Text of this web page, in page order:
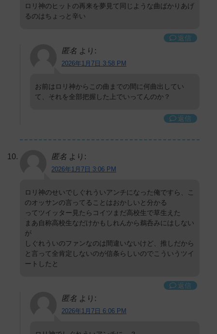
ロリ神のヒットの再来を夢見て同じような曲ばかりあげ
るのはちょっと辛い
返信
匿名 より:
2026年1月7日 3:58 PM
お前はロリ神からこの曲までの間に何曲出してい
て、それを全部把握した上でいってんのか？
返信
匿名 より:
2026年1月7日 3:06 PM
ロリ神のせいでしぐれういアンチになった俺ですら、こ
のオッサンの言ってることはおかしいと分かる
ってツイッター見たらコイツまだ高校生で草生えた
まあ自称高校生なだけかもしれんから鵜呑みにはしない
が
しぐれういのファンなのは間違いないけど、推しだから
と言って全肯定しないのが信条らしいのでこういうツイ
ートしたと
返信
匿名 より:
2026年1月7日 6:06 PM